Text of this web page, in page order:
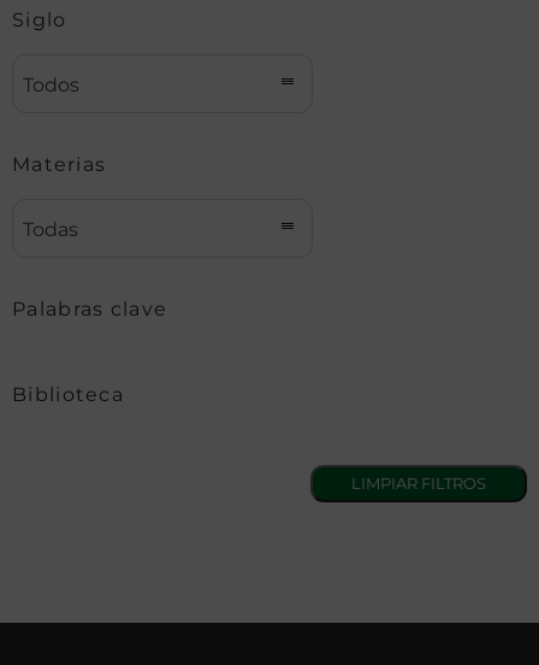
Siglo
Todos
Materias
Todas
Palabras clave
Biblioteca